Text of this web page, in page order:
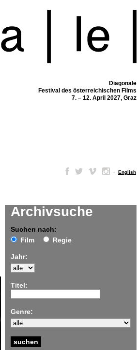
Diagonale
Festival des österreichischen Films
7. – 12. April 2027, Graz
– English
Archivsuche
Suchen nach:
Film
Regie
Jahr:
Titel:
Genre: